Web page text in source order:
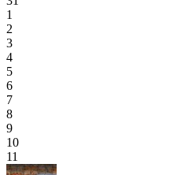
1
2
3
4
5
6
7
8
9
10
11